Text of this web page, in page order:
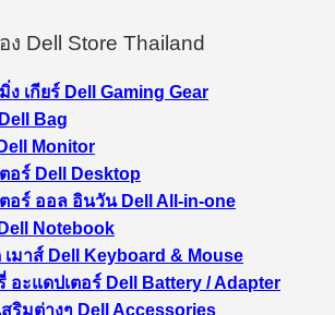
Dell Store Thailand
ง เกียร์ Dell Gaming Gear
Bag
Monitor
อร์ Dell Desktop
อร์ ออล อินวัน Dell All-in-one
Notebook
เมาส์ Dell Keyboard & Mouse
อะแดปเตอร์ Dell Battery / Adapter
ริมต่างๆ Dell Accessories